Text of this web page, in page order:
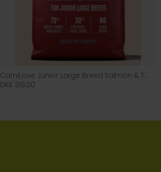
CarniLove Junior Large Breed Salmon & Turkey
DKK 319,00